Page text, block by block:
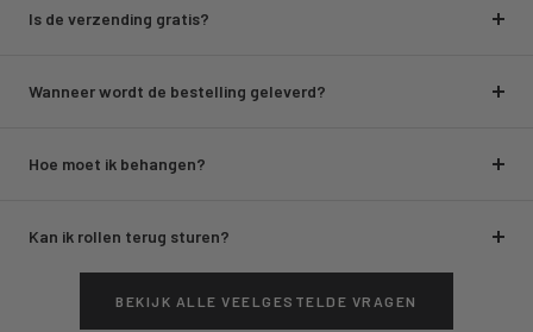
Is de verzending gratis?
Wanneer wordt de bestelling geleverd?
Hoe moet ik behangen?
Kan ik rollen terug sturen?
BEKIJK ALLE VEELGESTELDE VRAGEN